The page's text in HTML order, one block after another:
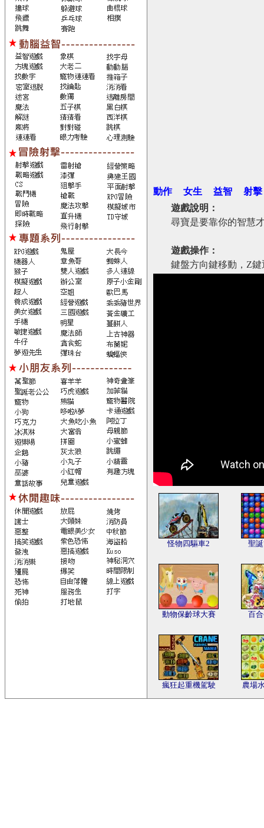
動作 女生 益智
射擊
遊戲說明：
尋寶是要靠你的智慧
遊戲操作：
鍵盤方向鍵移動，Z鍵
怪物四驅車2 聖
動物保齡球大賽 百
瘋狂起重機駕駛 農場